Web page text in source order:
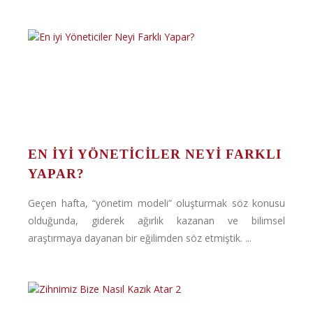
EN IYI YÖNETICILER NEYI FARKLI
YAPAR?
Geçen hafta, “yönetim modeli” oluşturmak söz konusu
olduğunda, giderek ağırlık kazanan ve bilimsel
araştırmaya dayanan bir eğilimden söz etmiştik. ...